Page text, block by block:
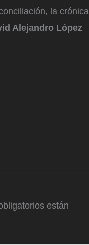
la crónica
Alejandro López
están